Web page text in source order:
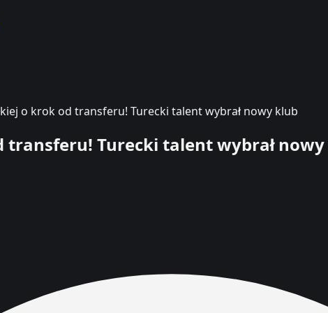
o krok od transferu! Turecki talent wybrał nowy klub
Turecki talent wybrał